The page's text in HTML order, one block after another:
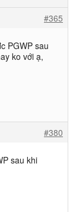
#365
PGWP sau
ko với ạ,
#380
sau khi